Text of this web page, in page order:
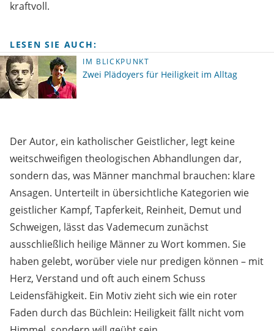
kraftvoll.
LESEN SIE AUCH:
IM BLICKPUNKT
Zwei Plädoyers für Heiligkeit im Alltag
Der Autor, ein katholischer Geistlicher, legt keine
weitschweifigen theologischen Abhandlungen dar,
sondern das, was Männer manchmal brauchen: klare
Ansagen. Unterteilt in übersichtliche Kategorien wie
geistlicher Kampf, Tapferkeit, Reinheit, Demut und
Schweigen, lässt das Vademecum zunächst
ausschließlich heilige Männer zu Wort kommen. Sie
haben gelebt, worüber viele nur predigen können – mit
Herz, Verstand und oft auch einem Schuss
Leidensfähigkeit. Ein Motiv zieht sich wie ein roter
Faden durch das Büchlein: Heiligkeit fällt nicht vom